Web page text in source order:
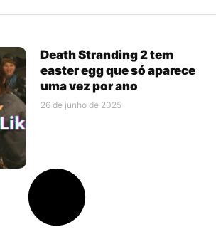
Death Stranding 2 tem
easter egg que só aparece
uma vez por ano
26 de junho de 2025